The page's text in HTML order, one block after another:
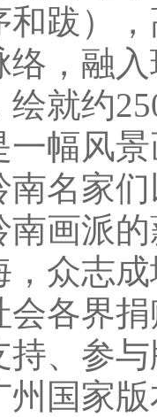
和跋）
络，融
就约
风景
南名家
南画派
志成
会各界
持、参
州国家